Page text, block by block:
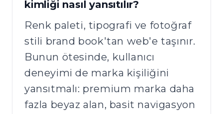
kimliği nasıl yansıtılır?
Renk paleti, tipografi ve fotoğraf
stili brand book'tan web'e taşınır.
Bunun ötesinde, kullanıcı
deneyimi de marka kişiliğini
yansıtmalı: premium marka daha
fazla beyaz alan, basit navigasyon